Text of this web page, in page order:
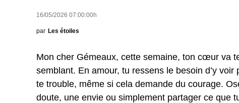
16/05/2026 07:00:00h
par Les étoiles
Mon cher Gémeaux, cette semaine, ton cœur va
semblant. En amour, tu ressens le besoin d’y
te trouble, même si cela demande du courage.
doute, une envie ou simplement partager ce que